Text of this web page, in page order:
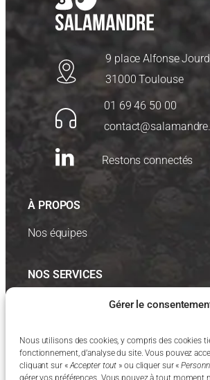
Gérer le
Nous utilisons des cookies, y compris des cookies
fonctionnement, d’analyse du site. Vous pouvez
cliquant sur «Accepter tout » ou cliquer sur «
gérer vos préférences. Vous pouvez à tout moment
9 place Alfonse
31000 Toulouse
01 69 46 50 00
Restons connectés
À PROPOS
Nos équipes
NOS SERVICES
INFORMATIONS